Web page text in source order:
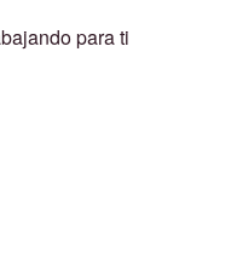
para ti